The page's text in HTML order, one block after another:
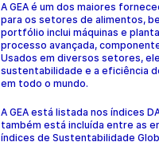
A GEA é um dos maiores
para os setores de alimentos,
portfólio inclui máquinas e
processo avançada,
Usados em diversos setores,
sustentabilidade e a eficiência
em todo o mundo.
A GEA está listada nos índices
também está incluída entre as
índices de Sustentabilidade